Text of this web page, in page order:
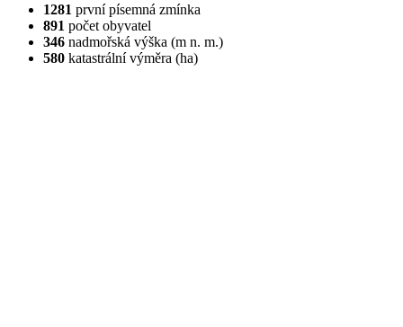
1281 první písemná zmínka
891 počet obyvatel
346 nadmořská výška (m n. m.)
580 katastrální výměra (ha)